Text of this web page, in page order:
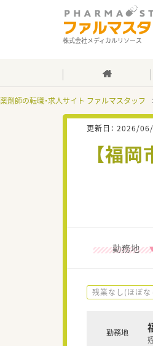
株式会社メディカルリソース
薬剤師の転職・求人サイト ファルマスタッフ
更新日： 2026/
【福
勤務地
残業なし(ほぼな
勤務地